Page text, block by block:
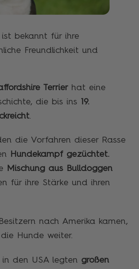
ist bekannt für ihre
Freundlichkeit und
Terrier hat eine
die bis ins 19.
die Vorfahren dieser Rasse
Hundekampf gezüchtet.
Mischung aus Bulldoggen
für ihre Stärke und ihren
nach Amerika kamen,
Hunde weiter.
in den USA legten großen